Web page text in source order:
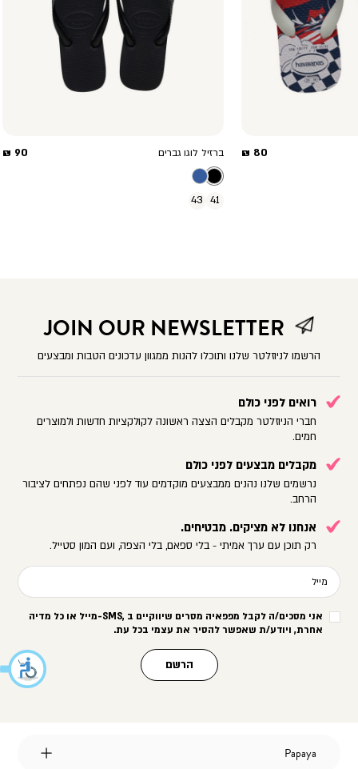
מחיר
80 ₪ ברזיל לוגו גברים
מחיר
90 ₪
41
43
JOIN OUR NEWSLETTER
הרשמו לניוזלטר שלנו ותוכלו להנות ממגוון עדכונים הטבות ומבצעים
רואים לפני כולם
חברי הניוזלטר מקבלים הצצה ראשונה לקולקציות חדשות ולמוצרים
חמים.
מקבלים מבצעים לפני כולם
נרשמים שלנו נהנים ממבצעים מוקדמים עוד לפני שהם נפתחים לציבור
הרחב.
אנחנו לא מציקים. מבטיחים.
רק תוכן עם ערך אמיתי - בלי ספאם, בלי הצפה, ועם המון סטייל.
מייל
אני מסכים/ה לקבל מפפאיה מסרים שיווקיים ב -SMS,מייל או כל מדיה
אחרת, ויודע/ת שאפשר להסיר את עצמי בכל עת.
הרשם
Papaya
Papaya